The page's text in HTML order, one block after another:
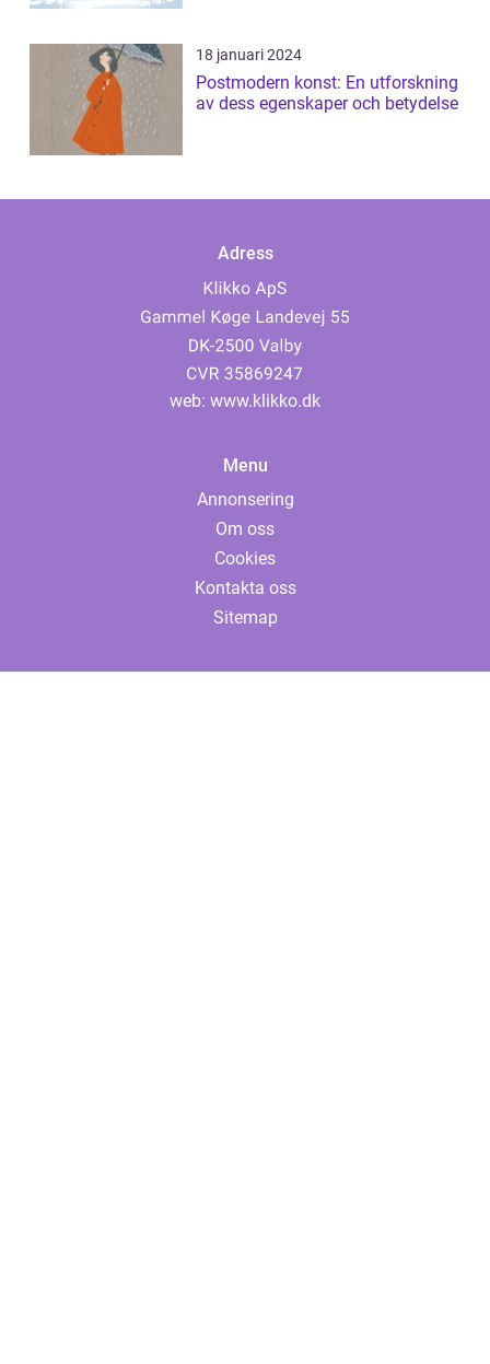
18 januari 2024
Postmodern konst: En utforskning
av dess egenskaper och betydelse
Adress
web: www.klikko.dk
Menu
Annonsering
Om oss
Cookies
Kontakta oss
Sitemap